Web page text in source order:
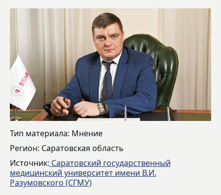
Тип материала: Мнение
Регион: Саратовская область
Источник: Саратовский государственный
медицинский университет имени В.И.
Разумовского (СГМУ)